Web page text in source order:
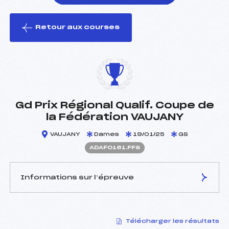
le ski
Retour aux courses
Gd Prix Régional Qualif. Coupe de
la Fédération VAUJANY
VAUJANY Dames 19/01/25 GS
ADAF0161.FFS
Informations sur l’épreuve
LAFAY BERNARD (DA)
Télécharger les résultats